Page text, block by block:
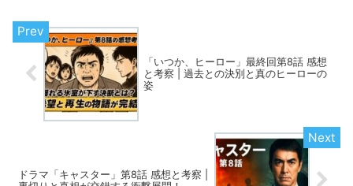
「いつか、ヒーロー」最終回第8話 感想
と考察 | 過去との決別と真のヒーローの
姿
ドラマ「キャスター」第8話 感想と考察 |